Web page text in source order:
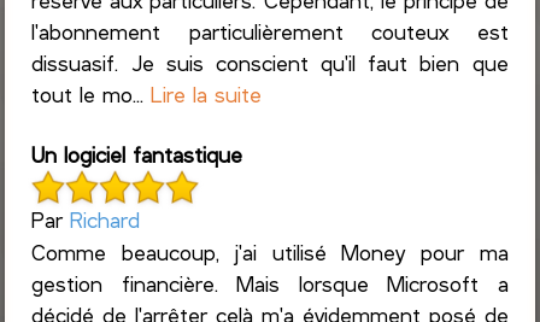
l'abonnement particulièrement couteux est
dissuasif. Je suis conscient qu'il faut bien que
tout le mo...Lire la suite
Un logiciel fantastique
ParRichard
Comme beaucoup, j'ai utilisé Money pour ma
gestion financière. Mais lorsque Microsoft a
décidé de l'arrêter celà m'a évidemment posé de